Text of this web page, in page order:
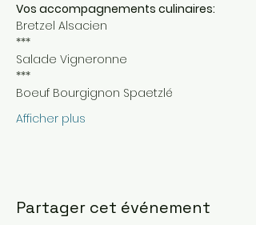
Vos accompagnements culinaires:
Bretzel Alsacien
***
Salade Vigneronne
***
Boeuf Bourgignon Spaetzlé
Afficher plus
Partager cet événement